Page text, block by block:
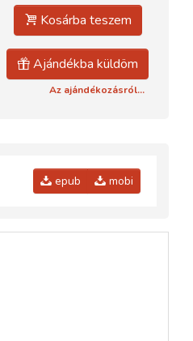
Kosárba teszem
Ajándékba küldöm
Az ajándékozásról...
epub mobi